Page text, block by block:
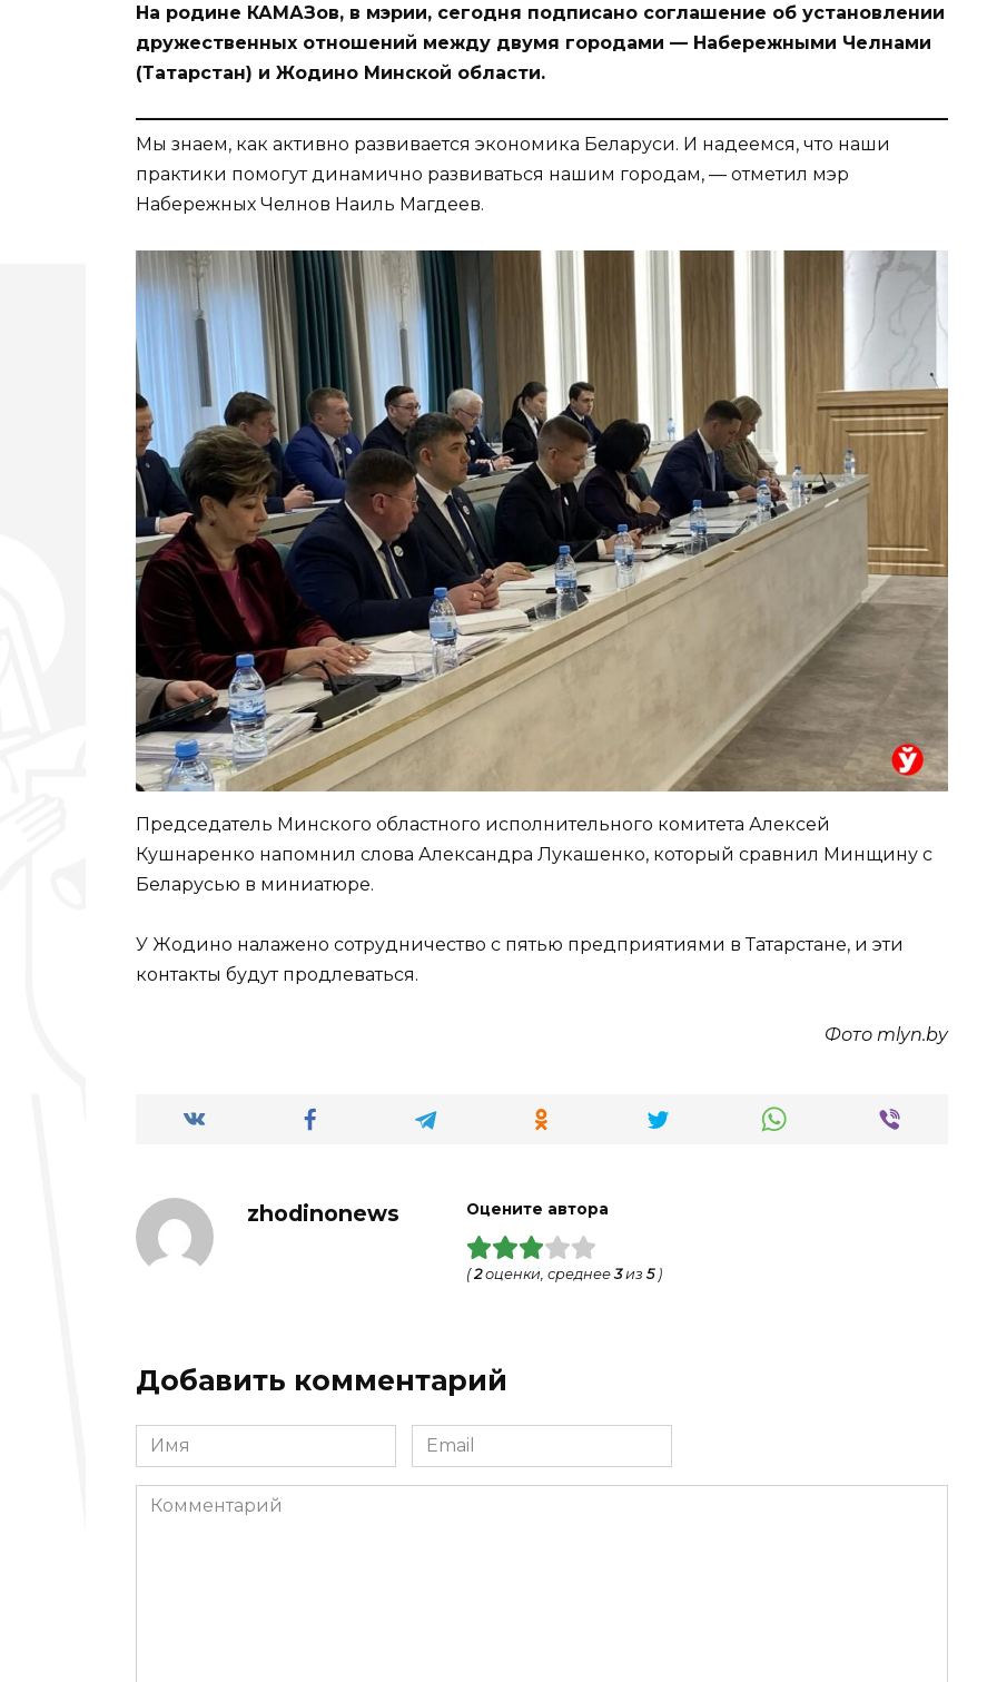
На родине КАМАЗов, в мэрии, сегодня подписано соглашение об установлении
дружественных отношений между двумя городами — Набережными Челнами
(Татарстан) и Жодино Минской области.
Мы знаем, как активно развивается экономика Беларуси. И надеемся, что наши
практики помогут динамично развиваться нашим городам, — отметил мэр
Набережных Челнов Наиль Магдеев.
Председатель Минского областного исполнительного комитета Алексей
Кушнаренко напомнил слова Александра Лукашенко, который сравнил Минщину с
Беларусью в миниатюре.
У Жодино налажено сотрудничество с пятью предприятиями в Татарстане, и эти
контакты будут продлеваться.
Фото mlyn.by
zhodinonews Оцените автора
(2оценки, среднее3из 5)
Добавить комментарий
Имя
*
Email
*
Комментарий